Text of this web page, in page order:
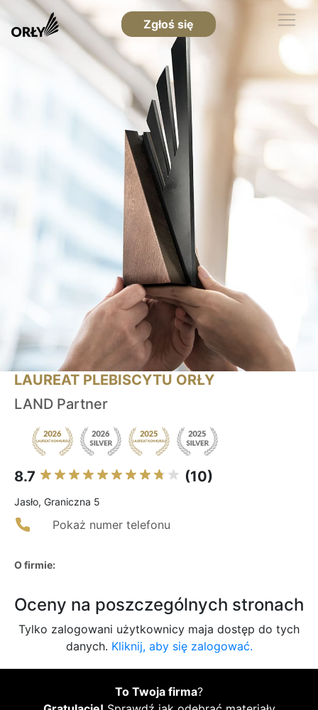
Zgłoś się
LAUREAT PLEBISCYTU ORŁY
LAND Partner
8.7 (10)
Jasło, Graniczna 5
Pokaż numer telefonu
O firmie:
Oceny na poszczególnych stronach
Tylko zalogowani użytkownicy maja dostęp do tych
danych. Kliknij, aby się zalogować.
To Twoja firma?